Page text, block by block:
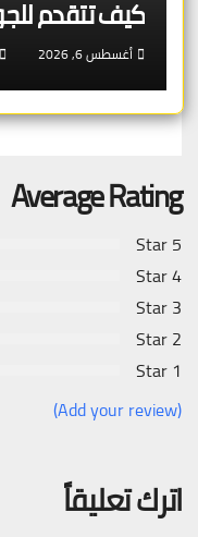
كيف تتقدم
أغسطس 6, 2026
Average Rating
5 Star
4 Star
3 Star
2 Star
1 Star
(Add your review)
اترك تعليقاً